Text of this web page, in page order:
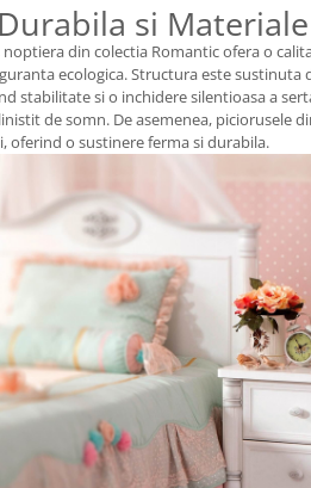
si
noptiera din colectia Romantic ofera o
ecologica. Structura este sustinuta
stabilitate si o inchidere silentioasa a
de somn. De asemenea, piciorusele
oferind o sustinere ferma si durabila.